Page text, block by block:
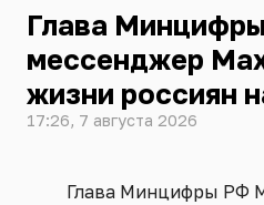
Глава
мессенджер
жизни россиян
17:26, 7 августа 2026
Глава Минцифры РФ